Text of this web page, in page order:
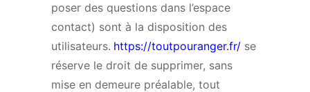
poser des questions dans l’espace
contact) sont à la disposition des
utilisateurs. https://toutpouranger.fr/ se
réserve le droit de supprimer, sans
mise en demeure préalable, tout